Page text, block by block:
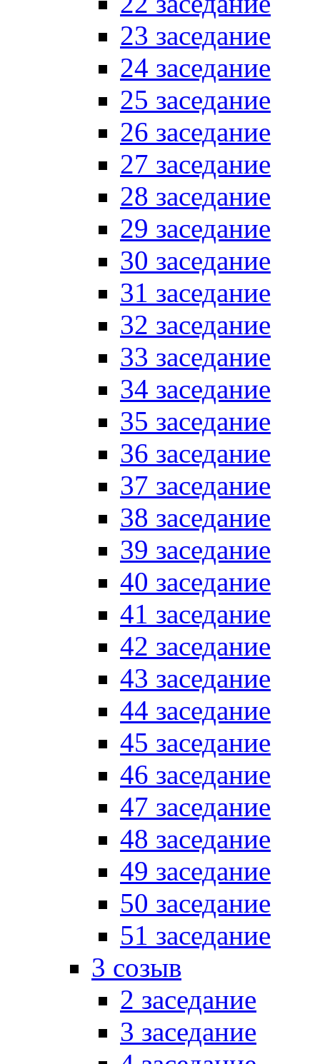
23 заседание
24 заседание
25 заседание
26 заседание
27 заседание
28 заседание
29 заседание
30 заседание
31 заседание
32 заседание
33 заседание
34 заседание
35 заседание
36 заседание
37 заседание
38 заседание
39 заседание
40 заседание
41 заседание
42 заседание
43 заседание
44 заседание
45 заседание
46 заседание
47 заседание
48 заседание
49 заседание
50 заседание
51 заседание
3 созыв
2 заседание
3 заседание